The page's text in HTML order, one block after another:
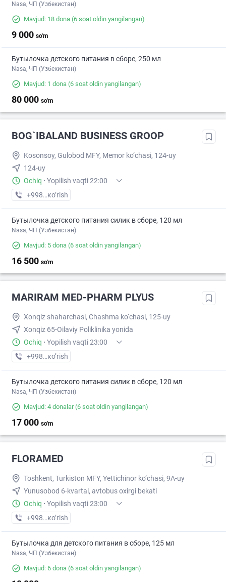
Nasa, ЧП (Узбекистан)
Mavjud: 18 dona (6 soat oldin yangilangan)
9 000 so'm
Бутылочка детского питания в сборе, 250 мл
Nasa, ЧП (Узбекистан)
Mavjud: 1 dona (6 soat oldin yangilangan)
80 000 so'm
BOG`IBALAND BUSINESS GROOP
Kosonsoy, Gulobod MFY, Memor ko‘chasi, 124-uy
124-uy
Ochiq · Yopilish vaqti 22:00
+998 (90) XXX-XX-XX
кo’rish
Бутылочка детского питания силик в сборе, 120 мл
Nasa, ЧП (Узбекистан)
Mavjud: 5 dona (6 soat oldin yangilangan)
16 500 so'm
MARIRAM MED-PHARM PLYUS
Xonqiz shaharchasi, Chashma ko‘chasi, 125-uy
Xonqiz 65-Oilaviy Poliklinika yonida
Ochiq · Yopilish vaqti 23:00
+998 (20) XXX-XX-XX
кo’rish
Бутылочка детского питания силик в сборе, 120 мл
Nasa, ЧП (Узбекистан)
Mavjud: 4 donalar(6 soat oldin yangilangan)
17 000 so'm
FLORAMED
Toshkent, Turkiston MFY, Yettichinor ko‘chasi, 9A-uy
Yunusobod 6-kvartal, avtobus oxirgi bekati
Ochiq · Yopilish vaqti 23:00
+998 (77) XXX-XX-XX
кo’rish
Бутылочка для детского питания в сборе, 125 мл
Nasa, ЧП (Узбекистан)
Mavjud: 6 dona (6 soat oldin yangilangan)